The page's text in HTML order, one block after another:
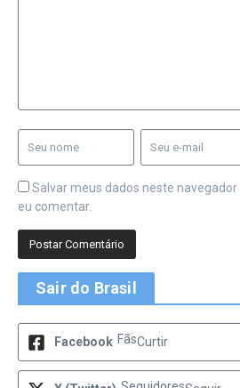
Salvar meus dados neste
eu comentar.
Sair do Brasil
Facebook FãsCurtir